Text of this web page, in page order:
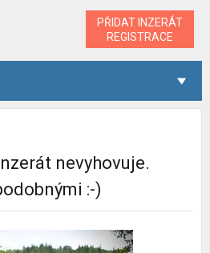
PŘIDAT INZERÁT
REGISTRACE
nevyhovuje.
:-)